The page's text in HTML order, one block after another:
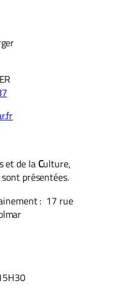
et de la Culture,
présentées.
: 17 rue